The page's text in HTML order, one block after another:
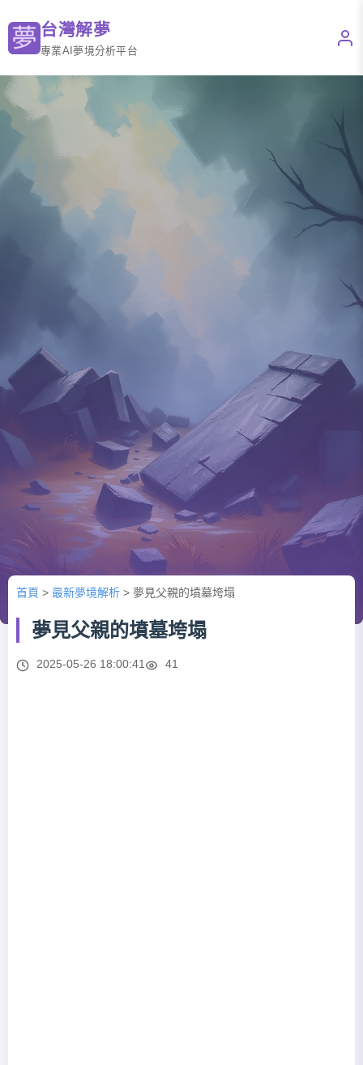
台灣解夢
專業AI夢境分析平台
首頁 > 最新夢境解析 > 夢見父親的墳墓垮塌
夢見父親的墳墓垮塌
2025-05-26 18:00:41 41